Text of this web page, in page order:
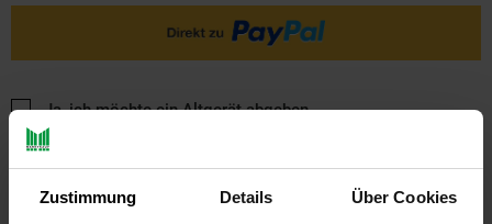
Zustimmung Details Über Cookies
Ja, ich möchte ein Altgerät abgeben.